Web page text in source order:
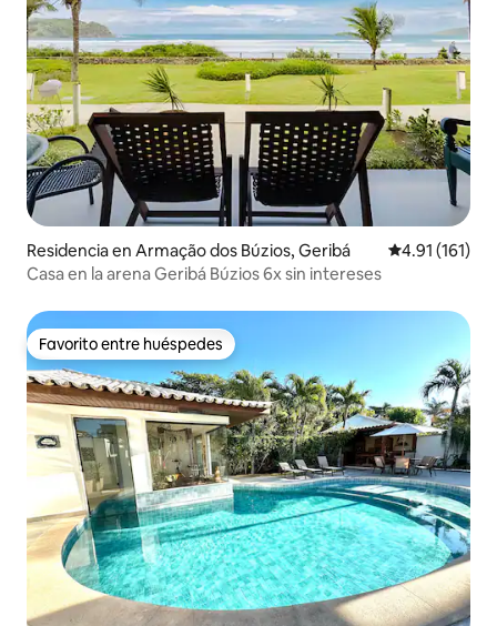
Residencia en Armação dos Búzios, Geribá Calificación
4.91 (161)
Casa en la arena Geribá Búzios 6x sin intereses
Favorito entre huéspedes
Favorito entre huéspedes